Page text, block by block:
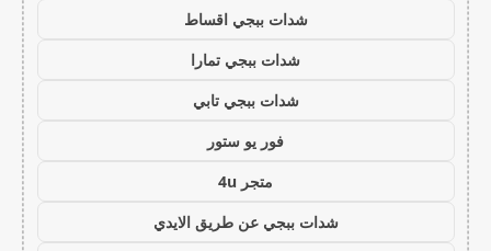
شدات ببجي اقساط
شدات ببجي تمارا
شدات ببجي تابي
فور يو ستور
متجر 4u
شدات ببجي عن طريق الايدي